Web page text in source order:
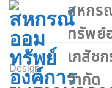
Skip
content
สหกร
ทรัพย์
เภสัช
จำกัด
Design